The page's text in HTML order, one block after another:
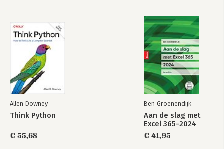
Allen Downey
Think Python
€ 55,68
Ben Groenendijk
Aan de slag met
Excel 365-2024
€ 41,95